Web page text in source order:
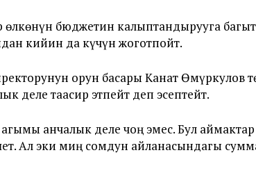
бюджетин калыптандырууга
кийин да күчүн жоготпойт.
орун басары Канат Өмүркулов
деле таасир этпейт деп эсептейт.
анчалык деле чоң эмес. Бул
Ал эки миң сомдун айланасындагы